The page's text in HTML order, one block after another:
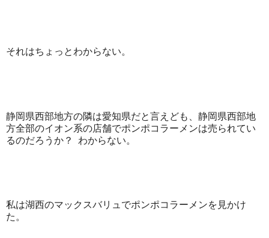
それはちょっとわからない。
静岡県西部地方の隣は愛知県だと言えども、静岡県西部地
方全部のイオン系の店舗でポンポコラーメンは売られてい
るのだろうか？ わからない。
私は湖西のマックスバリュでポンポコラーメンを見かけ
た。